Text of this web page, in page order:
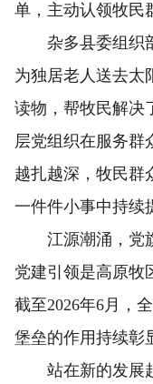
单，主动认领牧民
杂多县委组织部
为独居老人送去太
读物，帮牧民解决
层党组织在服务群
越扎越深，牧民群
一件件小事中持续
江源潮涌，党旗
党建引领是高原牧
截至2026年6月，
堡垒的作用持续彰
站在新的发展起